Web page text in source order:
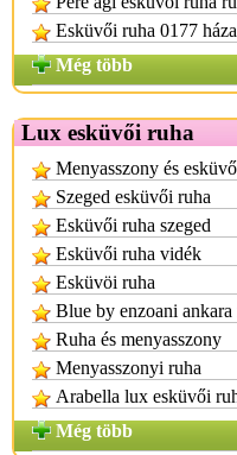
Esküvői ruha 0177
Még több
Lux esküvői ruha
Menyasszony és
Szeged esküvői ruha
Esküvői ruha szeged
Esküvői ruha vidék
Esküvöi ruha
Blue by enzoani
Ruha és menyasszony
Menyasszonyi ruha
Arabella lux esküvői
Még több